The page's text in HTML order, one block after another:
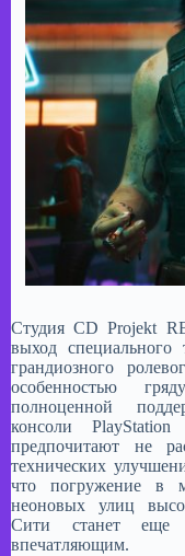
Студия CD Projekt
выход специального
грандиозного
особенностью
полноценной
консоли
предпочитают не
технических
что погружение в
неоновых улиц
Сити станет еще
впечатляющим.